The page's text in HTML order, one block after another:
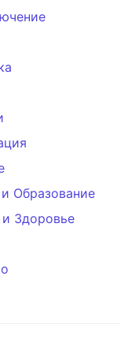
Образование
Здоровье